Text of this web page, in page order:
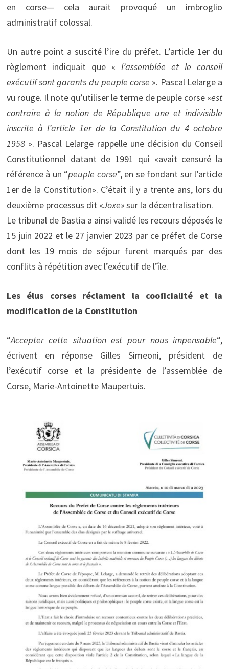
en corse— cela aurait provoqué un imbroglio
administratif colossal.
Un autre point a suscité l’ire du préfet. L’article 1er du
règlement indiquait que « l’assemblée et le conseil
exécutif sont garants du peuple corse ». Pascal Lelarge a
vu rouge. Il note qu’utiliser le terme de peuple corse «est
contraire à la notion de République une et indivisible
inscrite à l’article 1er de la Constitution du 4 octobre
1958 ». Pascal Lelarge rappelle une décision du Conseil
Constitutionnel datant de 1991 qui «avait censuré la
référence à un “peuple corse”, en se fondant sur l’article
1er de la Constitution». C’était il y a trente ans, lors du
deuxième processus dit «Joxe»sur la décentralisation.
Le tribunal de Bastia a ainsi validé les recours déposés le
15 juin 2022 et le 27 janvier 2023 par ce préfet de Corse
dont les 19 mois de séjour furent marqués par des
conflits à répétition avec l’exécutif de l’île.
Les élus corses réclament la cooficialité et la
modification de la Constitution
“Accepter cette situation est pour nous impensable“,
écrivent en réponse Gilles Simeoni, président de
l’exécutif corse et la présidente de l’assemblée de
Corse, Marie-Antoinette Maupertuis.